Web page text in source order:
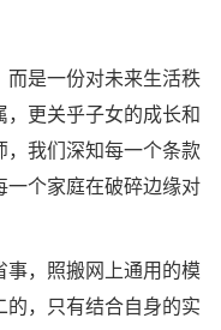
而是一份对未来生活秩
更关乎子女的成长和
，我们深知每一个条款
一个家庭在破碎边缘对
事，照搬网上通用的模
，只有结合自身的实